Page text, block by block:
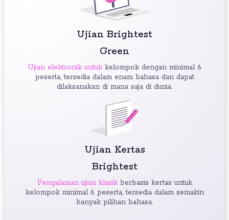
Ujian Brightest
Green
Ujian elektronik untuk kelompok dengan minimal 6
peserta, tersedia dalam enam bahasa dan dapat
dilaksanakan di mana saja di dunia.
Ujian Kertas
Brightest
Pengalaman ujian klasikberbasis kertas untuk
kelompok minimal 6 peserta, tersedia dalam semakin
banyak pilihan bahasa.